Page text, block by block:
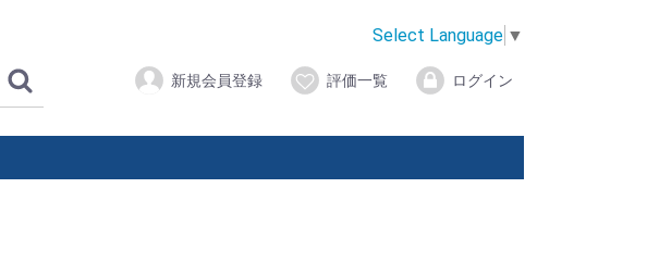
Select Language ▼
新規会員登録 評価一覧 ログイン